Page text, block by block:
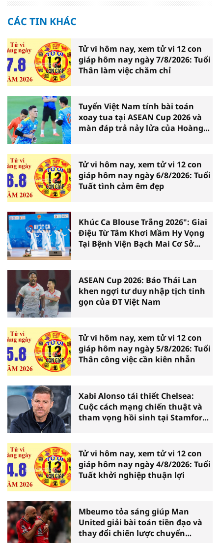
CÁC TIN KHÁC
Tử vi hôm nay, xem tử vi 12 con
giáp hôm nay ngày 7/8/2026: Tuổi
Thân làm việc chăm chỉ
Tuyển Việt Nam tính bài toán
xoay tua tại ASEAN Cup 2026 và
màn đáp trả nảy lửa của Hoàng
Tử vi hôm nay, xem tử vi 12 con
giáp hôm nay ngày 6/8/2026: Tuổi
Tuất tình cảm êm đẹp
Khúc Ca Blouse Trắng 2026": Giai
Điệu Từ Tâm Khơi Mầm Hy Vọng
Tại Bệnh Viện Bạch Mai Cơ Sở
ASEAN Cup 2026: Báo Thái Lan
khen ngợi tư duy nhập tịch tinh
gọn của ĐT Việt Nam
Tử vi hôm nay, xem tử vi 12 con
giáp hôm nay ngày 5/8/2026: Tuổi
Thân công việc cần kiên nhẫn
Xabi Alonso tái thiết Chelsea:
Cuộc cách mạng chiến thuật và
tham vọng hồi sinh tại Stamford
Tử vi hôm nay, xem tử vi 12 con
giáp hôm nay ngày 4/8/2026: Tuổi
Tuất khởi nghiệp thuận lợi
Mbeumo tỏa sáng giúp Man
United giải bài toán tiền đạo và
thay đổi chiến lược chuyển